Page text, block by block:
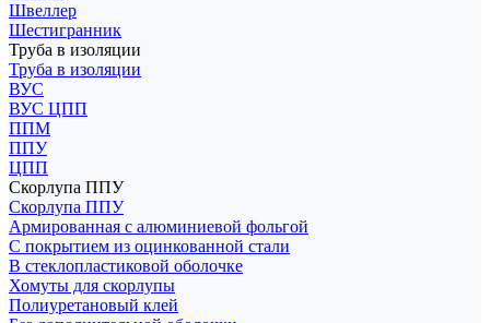
Швеллер
Шестигранник
Труба в изоляции
Труба в изоляции
ВУС
ВУС ЦПП
ППМ
ППУ
ЦПП
Скорлупа ППУ
Скорлупа ППУ
Армированная с алюминиевой фольгой
С покрытием из оцинкованной стали
В стеклопластиковой оболочке
Хомуты для скорлупы
Полиуретановый клей